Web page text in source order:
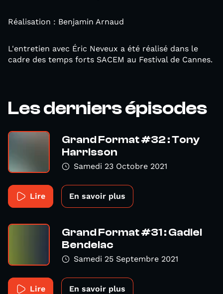
Réalisation : Benjamin Arnaud
L'entretien avec Éric Neveux a été réalisé dans le
cadre des temps forts SACEM au Festival de Cannes.
Les derniers épisodes
Grand Format #32 : Tony
Harrisson
Samedi 23 Octobre 2021
Lire En savoir plus
Grand Format #31 : Gadiel
Bendelac
Samedi 25 Septembre 2021
Lire En savoir plus